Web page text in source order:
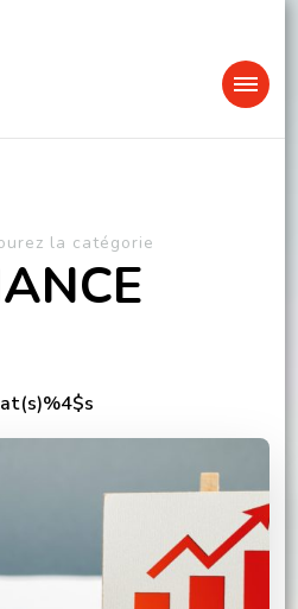
la catégorie